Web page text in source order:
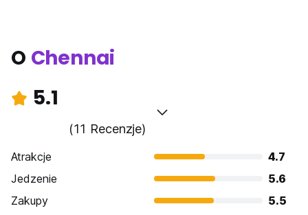
O Chennai
5.1
(11 Recenzje)
Atrakcje
4.7
Jedzenie
5.6
Zakupy
5.5